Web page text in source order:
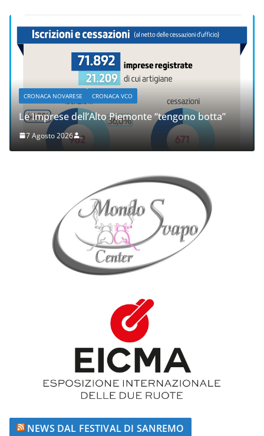
CRONACA NOVARESE CRONACA VCO
Le Imprese dell’Alto Piemonte “tengono botta”
7 Agosto 2026 .
NEWS DAL FESTIVAL DI SANREMO